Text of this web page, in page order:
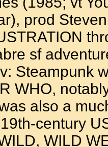
prod
sf
Steampunk
WHO,
also a
century
WILD